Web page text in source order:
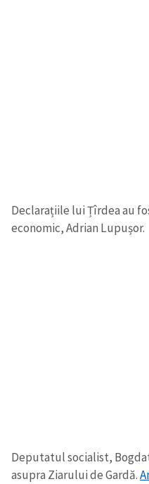
Declarațiile lui Țîrdea au
economic, Adrian Lupușor.
Deputatul socialist,
asupra Ziarului de Gardă.